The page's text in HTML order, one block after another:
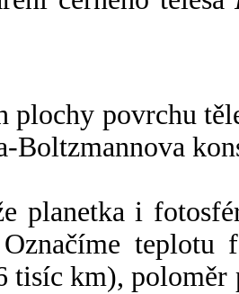
plochy povrchu
Boltzmannova
planetka i
Označíme
tisíc km),